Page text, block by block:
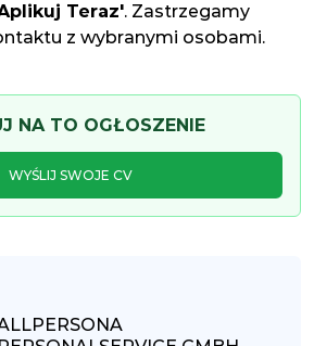
Teraz'. Zastrzegamy
z wybranymi osobami.
NA TO OGŁOSZENIE
WYŚLIJ SWOJE CV